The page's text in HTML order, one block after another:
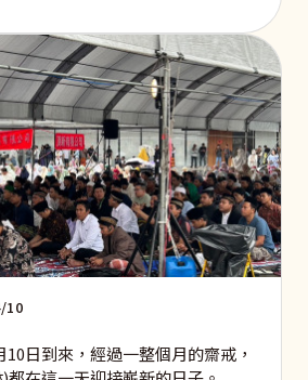
10
日到來，經過一整個月的齋戒，